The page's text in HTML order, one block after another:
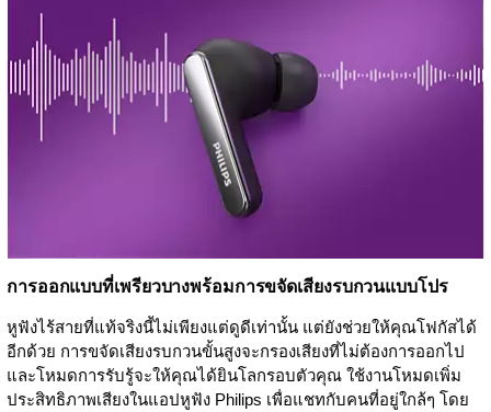
การออกแบบที่เพรียวบางพร้อมการขจัดเสียงรบกวนแบบโปร
หูฟังไร้สายที่แท้จริงนี้ไม่เพียงแต่ดูดีเท่านั้น แต่ยังช่วยให้คุณโฟกัสได้
อีกด้วย การขจัดเสียงรบกวนขั้นสูงจะกรองเสียงที่ไม่ต้องการออกไป
และโหมดการรับรู้จะให้คุณได้ยินโลกรอบตัวคุณ ใช้งานโหมดเพิ่ม
ประสิทธิภาพเสียงในแอปหูฟัง Philips เพื่อแชทกับคนที่อยู่ใกล้ๆ โดย